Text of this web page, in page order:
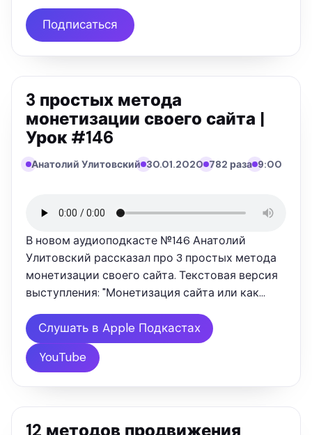
Подписаться
3 простых метода
монетизации своего сайта |
Урок #146
Анатолий Улитовский 30.01.2020 782 раза 9:00
В новом аудиоподкасте №146 Анатолий
Улитовский рассказал про 3 простых метода
монетизации своего сайта. Текстовая версия
выступления: "Монетизация сайта или как
сайте. Это популярный вопрос, поэтому мы
сегодня покажем, как действительно …
Слушать в Apple Подкастах
YouTube
12 методов продвижения